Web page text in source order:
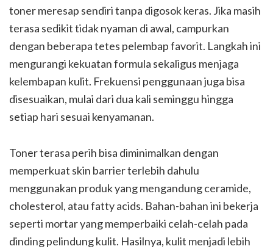
toner meresap sendiri tanpa digosok keras. Jika masih
terasa sedikit tidak nyaman di awal, campurkan
dengan beberapa tetes pelembap favorit. Langkah ini
mengurangi kekuatan formula sekaligus menjaga
kelembapan kulit. Frekuensi penggunaan juga bisa
disesuaikan, mulai dari dua kali seminggu hingga
setiap hari sesuai kenyamanan.
Toner terasa perih bisa diminimalkan dengan
memperkuat skin barrier terlebih dahulu
menggunakan produk yang mengandung ceramide,
cholesterol, atau fatty acids. Bahan-bahan ini bekerja
seperti mortar yang memperbaiki celah-celah pada
dinding pelindung kulit. Hasilnya, kulit menjadi lebih